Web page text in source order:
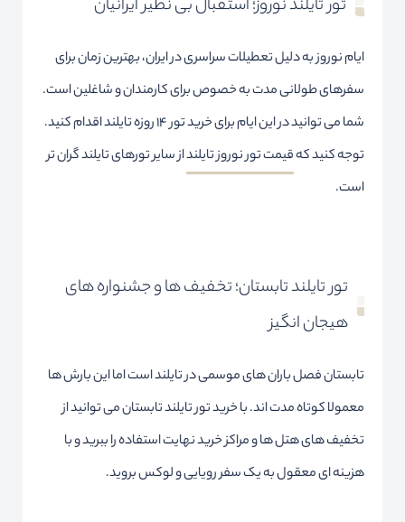
تور تایلند نوروز؛ استقبال بی نظیر ایرانیان
ایام نوروز به دلیل تعطیلات سراسری در ایران، بهترین زمان برای
سفرهای طولانی مدت به خصوص برای کارمندان و شاغلین است.
شما می توانید در این ایام برای خرید تور ۱۴ روزه تایلند اقدام کنید.
توجه کنید کهقیمت تور نوروز تایلنداز سایر تورهای تایلند گران تر
است.
تور تایلند تابستان؛ تخفیف ها و جشنواره های
هیجان انگیز
تابستان فصل باران های موسمی در تایلند است اما این بارش ها
معمولا کوتاه مدت اند. با خرید تور تایلند تابستان می توانید از
تخفیف های هتل ها و مراکز خرید نهایت استفاده را ببرید و با
هزینه ای معقول به یک سفر رویایی و لوکس بروید.